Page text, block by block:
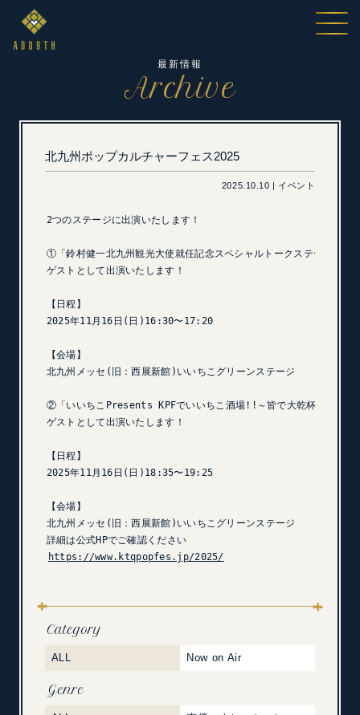
最新情報
Archive
北九州ポップカルチャーフェス2025
2025.10.10 | イベント
2つのステージに出演いたします！
①「鈴村健一北九州観光大使就任記念スペシャルトークステージ」
ゲストとして出演いたします！
【日程】
2025年11月16日(日)16:30〜17:20
【会場】
北九州メッセ(旧：西展新館)いいちこグリーンステージ
②「いいちこPresents KPFでいいちこ酒場!!～皆で大乾杯SP～」
ゲストとして出演いたします！
【日程】
2025年11月16日(日)18:35〜19:25
【会場】
北九州メッセ(旧：西展新館)いいちこグリーンステージ
https://www.ktqpopfes.jp/2025/
Category
ALL Now on Air
Genre